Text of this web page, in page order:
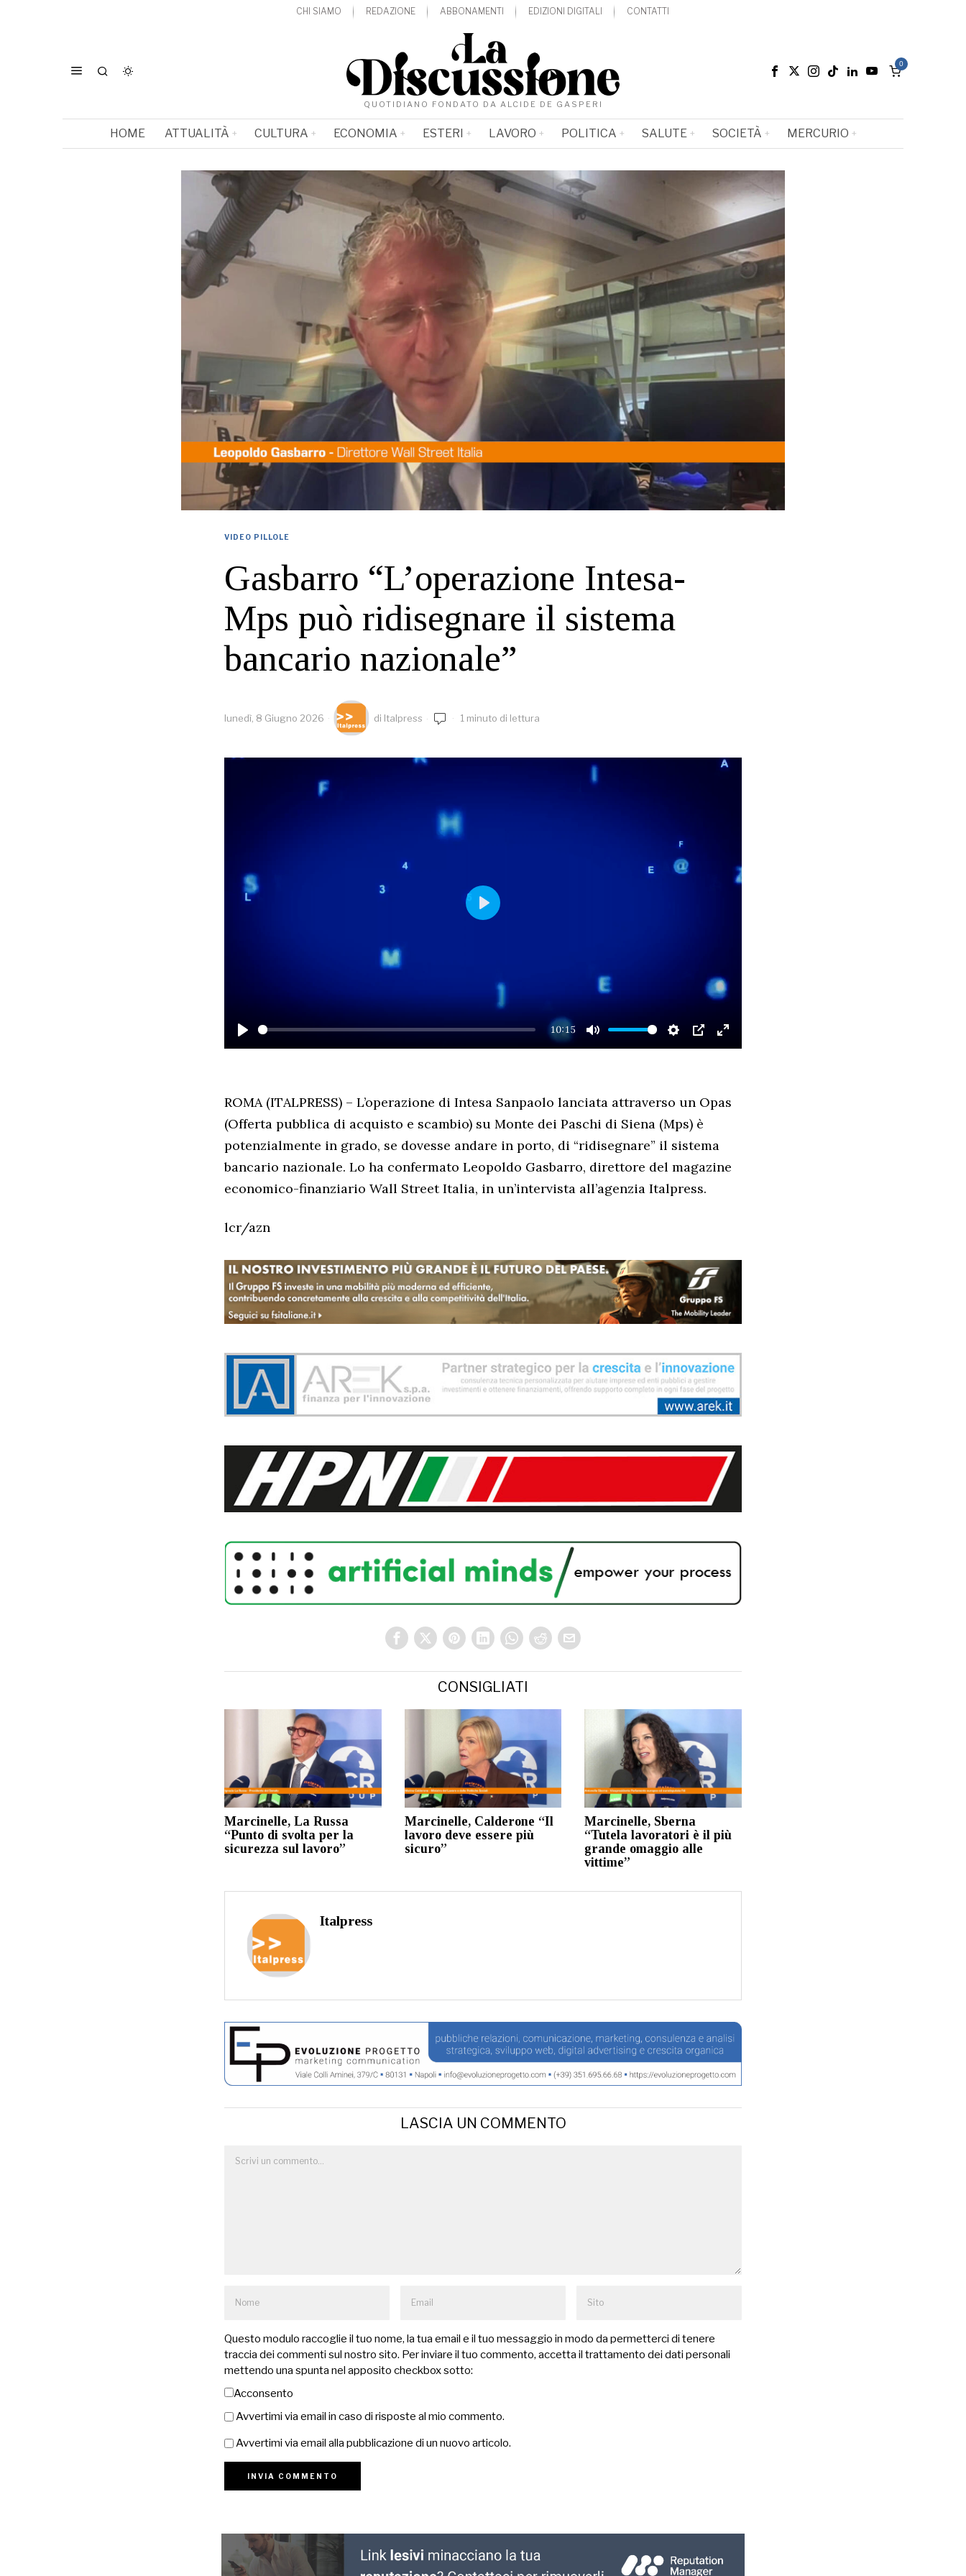
CHI SIAMO REDAZIONE ABBONAMENTI EDIZIONI DIGITALI CONTATTI
QUOTIDIANO FONDATO DA ALCIDE DE GASPERI
0
HOME ATTUALITÀ CULTURA ECONOMIA ESTERI LAVORO POLITICA SALUTE SOCIETÀ MERCURIO
VIDEO PILLOLE
Gasbarro “L’operazione Intesa-
Mps può ridisegnare il sistema
bancario nazionale”
lunedì, 8 Giugno 2026 di Italpress 1 minuto di lettura
PLAY
10:15
MUTE SETTINGS
PIPENTER
PLAY
ROMA (ITALPRESS) – L’operazione di Intesa Sanpaolo lanciata attraverso un Opas
(Offerta pubblica di acquisto e scambio) su Monte dei Paschi di Siena (Mps) è
potenzialmente in grado, se dovesse andare in porto, di “ridisegnare” il sistema
bancario nazionale. Lo ha confermato Leopoldo Gasbarro, direttore del magazine
economico-finanziario Wall Street Italia, in un’intervista all’agenzia Italpress.
lcr/azn
CONSIGLIATI
Marcinelle, La Russa
“Punto di svolta per la
sicurezza sul lavoro”
Marcinelle, Calderone “Il
lavoro deve essere più
sicuro”
Marcinelle, Sberna
“Tutela lavoratori è il più
grande omaggio alle
vittime”
Italpress
LASCIA UN COMMENTO
Questo modulo raccoglie il tuo nome, la tua email e il tuo messaggio in modo da permetterci di tenere
traccia dei commenti sul nostro sito. Per inviare il tuo commento, accetta il trattamento dei dati personali
mettendo una spunta nel apposito checkbox sotto:
Acconsento
Avvertimi via email in caso di risposte al mio commento.
Avvertimi via email alla pubblicazione di un nuovo articolo.